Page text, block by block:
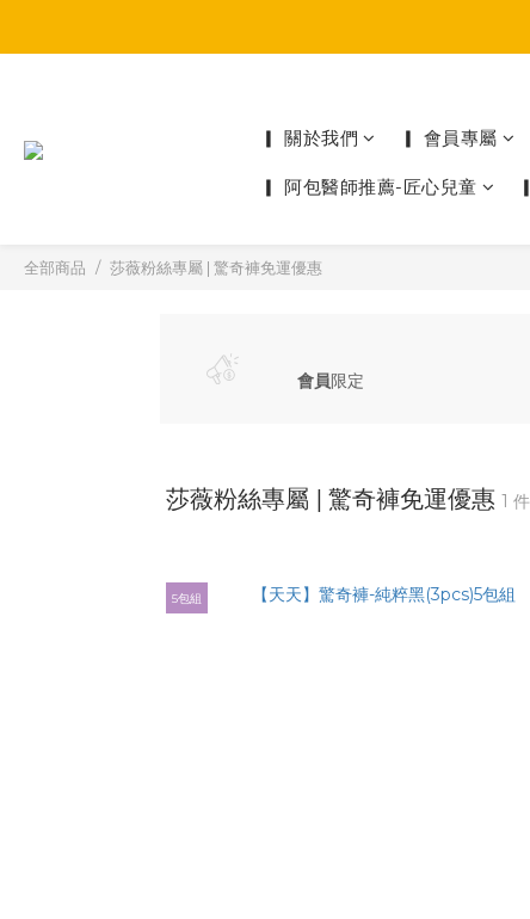
▎ 關於我們 ▎ 會員專屬
▎ 阿包醫師推薦-匠心兒童
全部商品 莎薇粉絲專屬 | 驚奇褲免運優惠
會員限定
莎薇粉絲專屬 | 驚奇褲免運優惠1
5包組